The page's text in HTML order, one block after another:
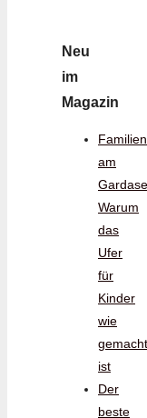
Neu
im
Magazin
am
Warum
das
Ufer
für
Kinder
wie
gemacht
ist
Der
beste